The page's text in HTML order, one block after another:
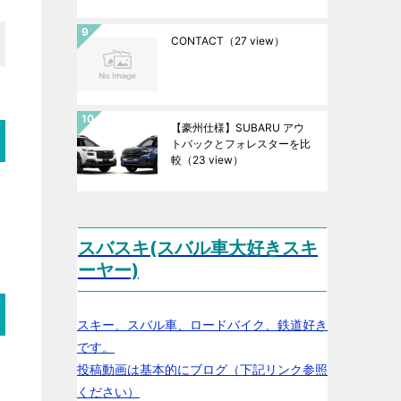
CONTACT （27 view）
【豪州仕様】SUBARU アウ
トバックとフォレスターを比
較 （23 view）
スバスキ(スバル車大好きスキ
ーヤー)
スキー、スバル車、ロードバイク、鉄道好き
です。
投稿動画は基本的にブログ（下記リンク参照
ください）